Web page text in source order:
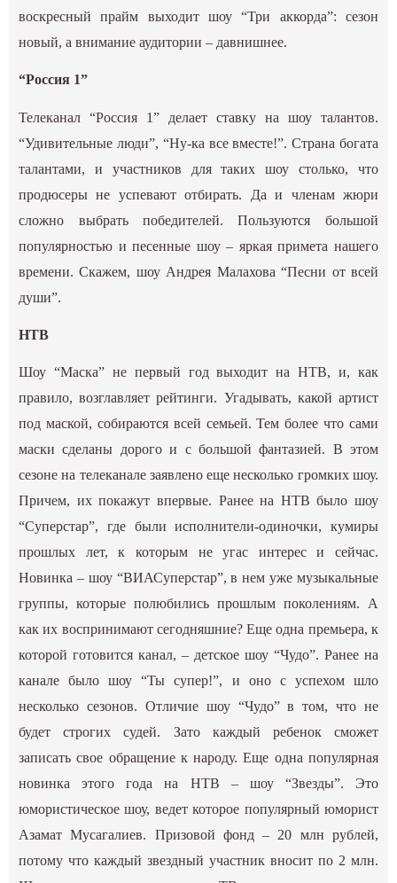
воскресный прайм выходит шоу “Три аккорда”: сезон
новый, а внимание аудитории – давнишнее.
“Россия 1”
Телеканал “Россия 1” делает ставку на шоу талантов.
“Удивительные люди”, “Ну-ка все вместе!”. Страна богата
талантами, и участников для таких шоу столько, что
продюсеры не успевают отбирать. Да и членам жюри
сложно выбрать победителей. Пользуются большой
популярностью и песенные шоу – яркая примета нашего
времени. Скажем, шоу Андрея Малахова “Песни от всей
души”.
НТВ
Шоу “Маска” не первый год выходит на НТВ, и, как
правило, возглавляет рейтинги. Угадывать, какой артист
под маской, собираются всей семьей. Тем более что сами
маски сделаны дорого и с большой фантазией. В этом
сезоне на телеканале заявлено еще несколько громких шоу.
Причем, их покажут впервые. Ранее на НТВ было шоу
“Суперстар”, где были исполнители-одиночки, кумиры
прошлых лет, к которым не угас интерес и сейчас.
Новинка – шоу “ВИАСуперстар”, в нем уже музыкальные
группы, которые полюбились прошлым поколениям. А
как их воспринимают сегодняшние? Еще одна премьера, к
которой готовится канал, – детское шоу “Чудо”. Ранее на
канале было шоу “Ты супер!”, и оно с успехом шло
несколько сезонов. Отличие шоу “Чудо” в том, что не
будет строгих судей. Зато каждый ребенок сможет
записать свое обращение к народу. Еще одна популярная
новинка этого года на НТВ – шоу “Звезды”. Это
юмористическое шоу, ведет которое популярный юморист
Азамат Мусагалиев. Призовой фонд – 20 млн рублей,
потому что каждый звездный участник вносит по 2 млн.